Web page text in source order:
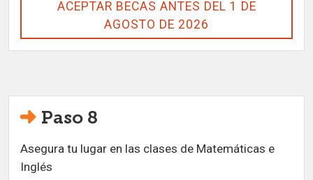
ACEPTAR BECAS ANTES DEL 1 DE
AGOSTO DE 2026
Paso 8
Asegura tu lugar en las clases de Matemáticas e
Inglés